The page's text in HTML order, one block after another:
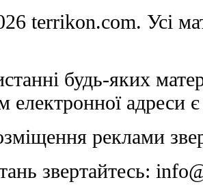
terrikon.com. Усі
будь-яких
електронної адреси
реклами
звертайтесь: